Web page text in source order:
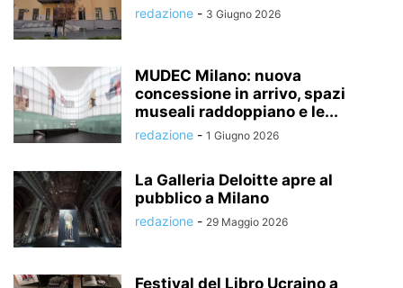
redazione - 3 Giugno 2026
MUDEC Milano: nuova
concessione in arrivo, spazi
museali raddoppiano e le...
redazione - 1 Giugno 2026
La Galleria Deloitte apre al
pubblico a Milano
redazione - 29 Maggio 2026
Festival del Libro Ucraino a